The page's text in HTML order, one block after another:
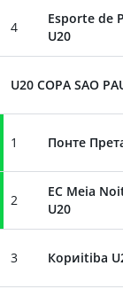
4
Esporte de
U20
U20 COPA SAO
1 Понте
2
EC Meia
U20
3 Кориitiba